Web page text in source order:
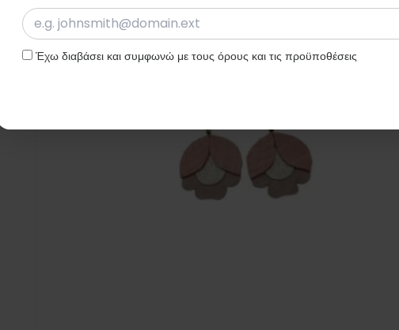
Έχω διαβάσει και συμφωνώ με τους όρους και τις προϋποθέσεις